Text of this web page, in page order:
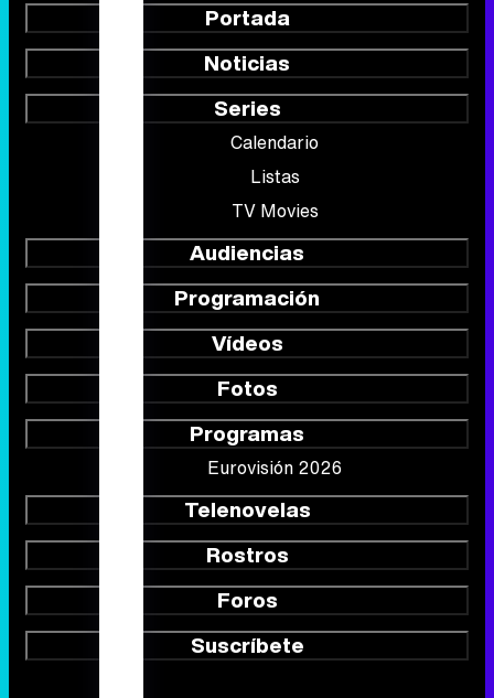
Portada
Noticias
Series
Calendario
Listas
TV Movies
Audiencias
Programación
Vídeos
Fotos
Programas
Eurovisión 2026
Telenovelas
Rostros
Foros
Suscríbete